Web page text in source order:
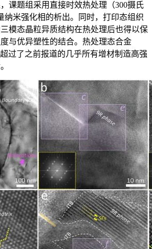
课题组采用直接时效热处理（300摄氏
纳米强化相的析出。同时，打印态组织
模态晶粒异质结构在热处理后也得以保
与优异塑性的结合。热处理态合金
过了之前报道的几乎所有增材制造高强